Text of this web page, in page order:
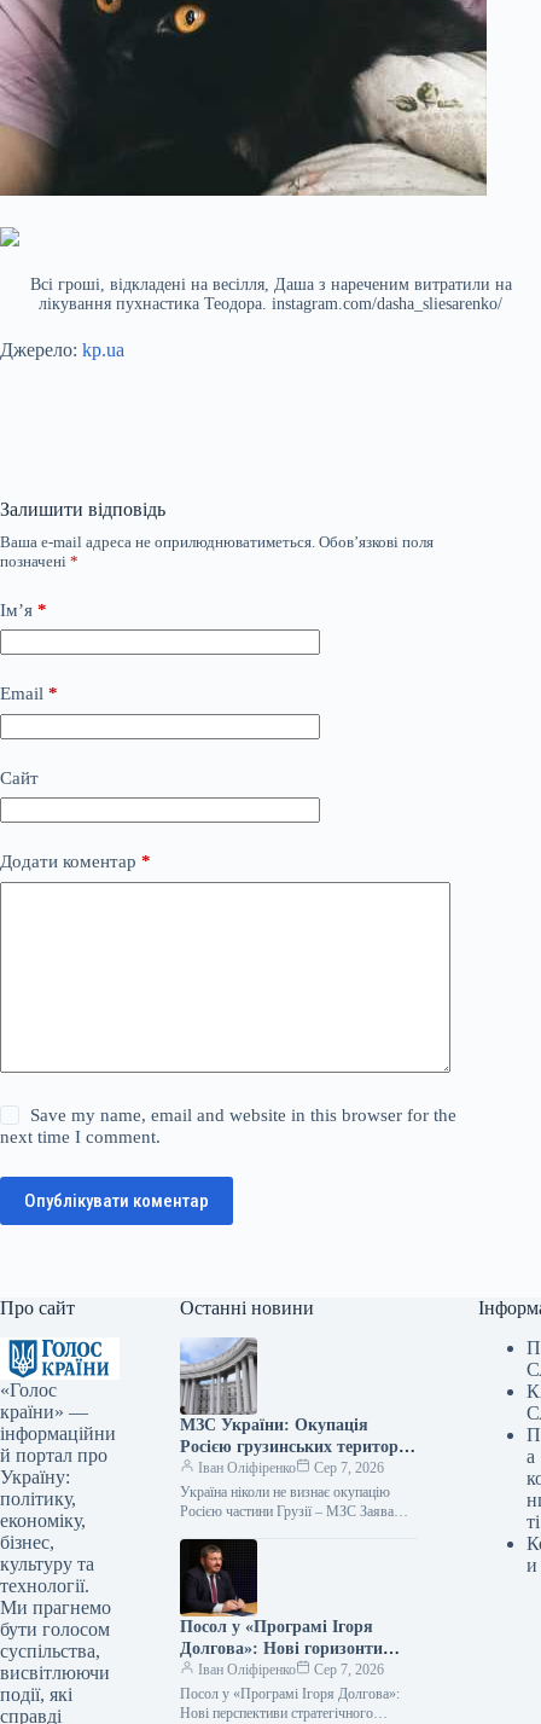
Всі гроші, відкладені на весілля, Даша з нареченим витратили на
лікування пухнастика Теодора. instagram.com/dasha_sliesarenko/
Джерело: kp.ua
Залишити відповідь
Ваша e-mail адреса не оприлюднюватиметься. Обов’язкові поля
позначені *
Ім’я *
Email *
Сайт
Додати коментар *
Save my name, email and website in this browser for the
next time I comment.
Опублікувати коментар
Про сайт
«Голос
країни» —
інформаційни
й портал про
Україну:
політику,
економіку,
бізнес,
культуру та
технології.
Ми прагнемо
бути голосом
суспільства,
висвітлюючи
події, які
справді
Останні новини
МЗС України: Окупація
Росією грузинських територій
ніколи не буде визнана
Іван Оліфіренко
Сер 7, 2026
Україна ніколи не визнає окупацію
Росією частини Грузії – МЗС Заява
послідовно та непохитно підтримує
суверенітет…
Посол у «Програмі Ігоря
Долгова»: Нові горизонти
стратегічної співпраці
України та Азербайджану
Іван Оліфіренко
Сер 7, 2026
Посол у «Програмі Ігоря Долгова»:
Нові перспективи стратегічного
а
ті
и